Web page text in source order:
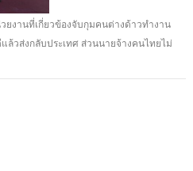
ยงานที่เกี่ยวข้องจับกุมคนต่างด้าวทำงาน
วส่งกลับประเทศ ส่วนนายจ้างคนไทยไม่